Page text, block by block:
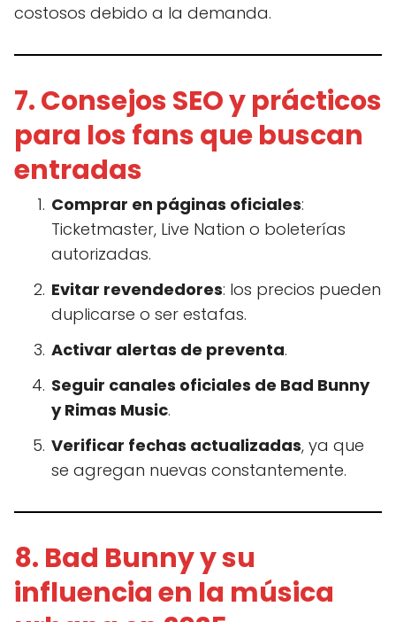
costosos debido a la demanda.
7. Consejos SEO y prácticos
para los fans que buscan
entradas
Comprar en páginas oficiales:
Ticketmaster, Live Nation o boleterías
autorizadas.
Evitar revendedores: los precios pueden
duplicarse o ser estafas.
Activar alertas de preventa.
Seguir canales oficiales de Bad Bunny
y Rimas Music.
Verificar fechas actualizadas, ya que
se agregan nuevas constantemente.
8. Bad Bunny y su
influencia en la música